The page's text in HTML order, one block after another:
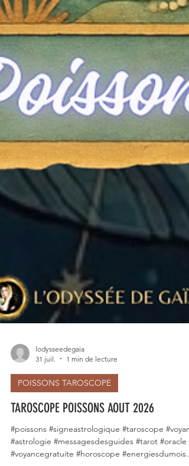
31 juil.
1 min de lecture
POISSONS TAROSCOPE
TAROSCOPE POISSONS AOUT 2026
#poissons #signeastrologique #taroscope